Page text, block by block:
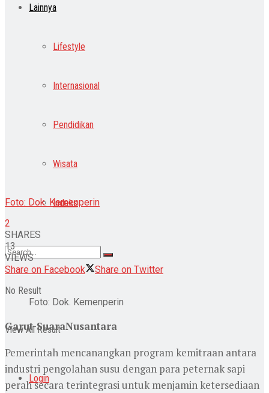
Lainnya
Lifestyle
Internasional
Pendidikan
Wisata
Indeks
No Result
View All Result
Login
Foto: Dok. Kemenperin
2
SHARES
13
VIEWS
Share on Facebook
Share on Twitter
Foto: Dok. Kemenperin
Garut-SuaraNusantara
Pemerintah mencanangkan program kemitraan antara
industri pengolahan susu dengan para peternak sapi
perah secara terintegrasi untuk menjamin ketersediaan